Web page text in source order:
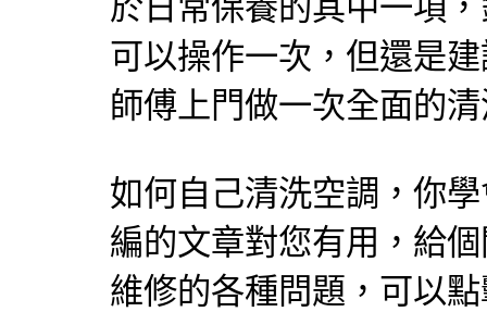
於日常保養的其中一項
可以操作一次，但還是
師傅上門做一次全面的
如何自己清洗空調，你
編的文章對您有用，給
維修的各種問題，可以